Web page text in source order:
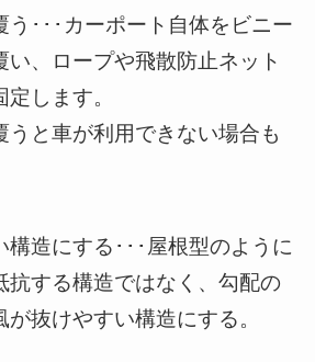
う･･･カーポート自体をビニー
い、ロープや飛散防止ネット
します。
うと車が利用できない場合も
構造にする･･･屋根型のように
抗する構造ではなく、勾配の
抜けやすい構造にする。